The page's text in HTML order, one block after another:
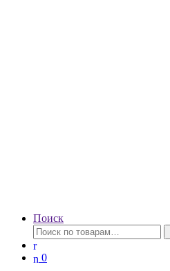
Поиск
Искать:
0